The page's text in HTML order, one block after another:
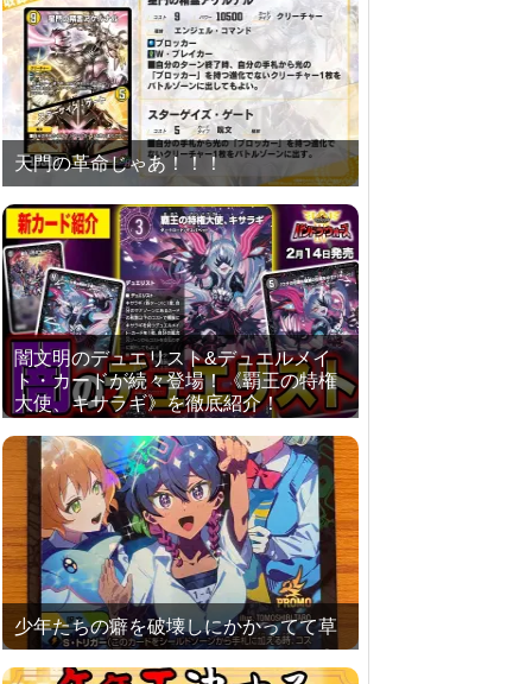
天門の革命じゃあ！！！
闇文明のデュエリスト&デュエルメイ
ト・カードが続々登場！《覇王の特権
大使、キサラギ》を徹底紹介！
少年たちの癖を破壊しにかかってて草